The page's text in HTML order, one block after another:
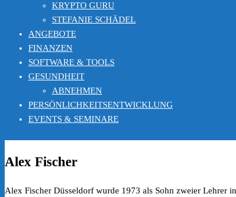
KRYPTO GURU
STEFANIE SCHÄDEL
ANGEBOTE
FINANZEN
SOFTWARE & TOOLS
GESUNDHEIT
ABNEHMEN
PERSÖNLICHKEITSENTWICKLUNG
EVENTS & SEMINARE
Alex Fischer
Alex Fischer Düsseldorf wurde 1973 als Sohn zweier Lehrer